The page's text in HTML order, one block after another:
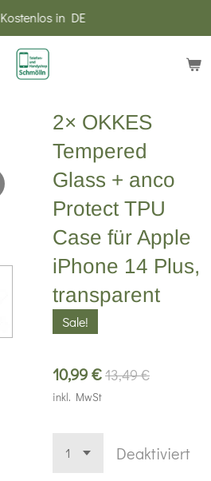
Kostenlos in DE
2× OKKES
Tempered
Glass + anco
Protect TPU
Case für Apple
iPhone 14 Plus,
transparent
Sale!
10,99 €13,49 €
inkl. MwSt
Deaktiviert